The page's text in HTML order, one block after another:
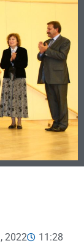
2022
11:28